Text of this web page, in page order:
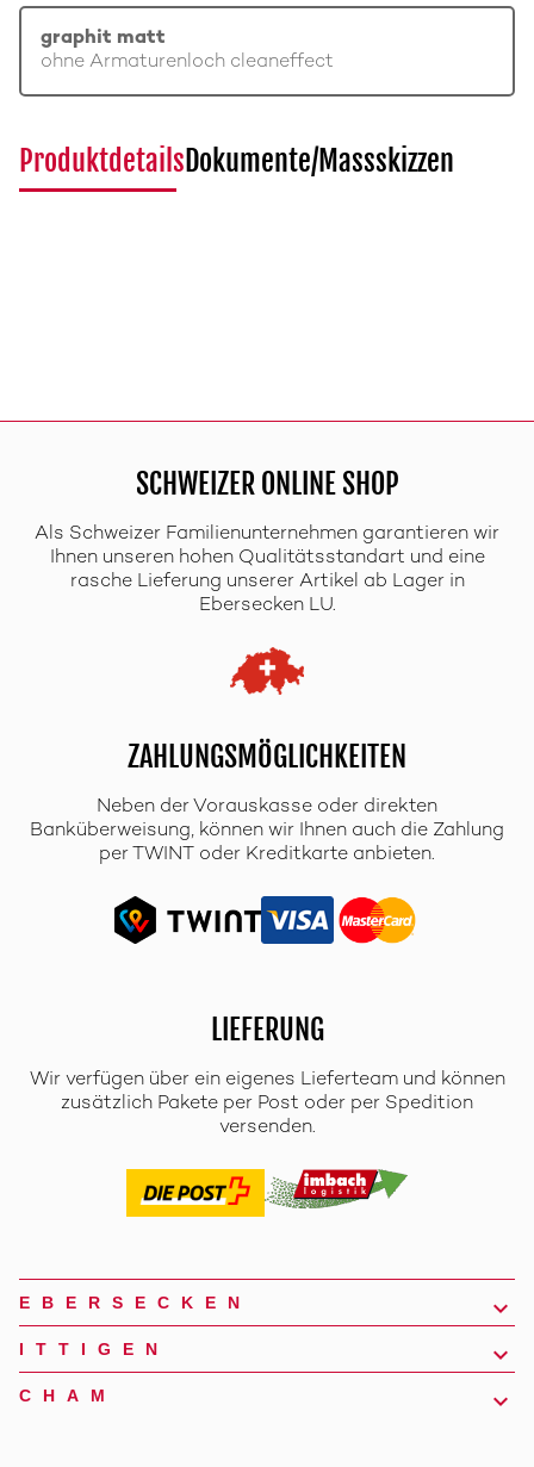
graphit matt
ohne Armaturenloch cleaneffect
ProduktdetailsDokumente/Massskizzen
SCHWEIZER ONLINE SHOP
Als Schweizer Familienunternehmen garantieren wir
Ihnen unseren hohen Qualitätsstandart und eine
rasche Lieferung unserer Artikel ab Lager in
Ebersecken LU.
ZAHLUNGSMÖGLICHKEITEN
Neben der Vorauskasse oder direkten
Banküberweisung, können wir Ihnen auch die Zahlung
per TWINT oder Kreditkarte anbieten.
LIEFERUNG
Wir verfügen über ein eigenes Lieferteam und können
zusätzlich Pakete per Post oder per Spedition
versenden.
EBERSECKEN
ITTIGEN
CHAM